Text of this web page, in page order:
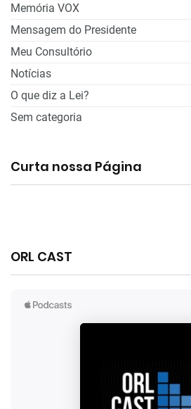
Memória VOX
Mensagem do Presidente
Meu Consultório
Notícias
O que diz a Lei?
Sem categoria
Curta nossa Página
ORL CAST